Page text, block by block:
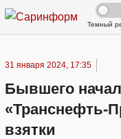
Темный
31 января 2024, 17:35
Бывшего
«Транснефть-
взятки